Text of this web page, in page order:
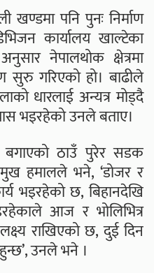
खण्डमा पनि पुनः निर्माण
कार्यालय खाल्टेका
नेपालथोक क्षेत्रमा
सुरु गरिएको हो। बाढीले
धारलाई अन्यत्र मोड्दै
भइरहेको उनले बताए।
बगाएको ठाउँ पुरेर सडक
हमालले भने, ‘डोजर र
भइरहेको छ, बिहानदेखि
आज र भोलिभित्र
राखिएको छ, दुई दिन
उनले भने ।